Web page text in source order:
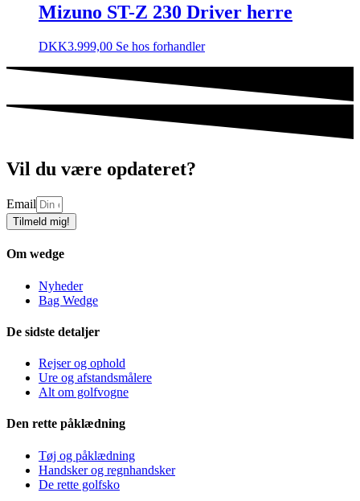
Mizuno ST-Z 230 Driver herre
DKK3.999,00 Se hos forhandler
Vil du være opdateret?
Email
Tilmeld mig!
Om wedge
Nyheder
Bag Wedge
De sidste detaljer
Rejser og ophold
Ure og afstandsmålere
Alt om golfvogne
Den rette påklædning
Tøj og påklædning
Handsker og regnhandsker
De rette golfsko